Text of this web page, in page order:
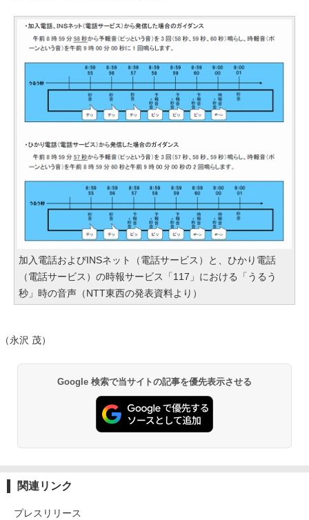
加入電話およびINSネット（電話サービス）と、ひかり電話
（電話サービス）の時報サービス「117」における「うるう
秒」時の音声（NTT東西の発表資料より）
（永沢 茂）
Google 検索で当サイトの記事を優先表示させる
関連リンク
プレスリリース